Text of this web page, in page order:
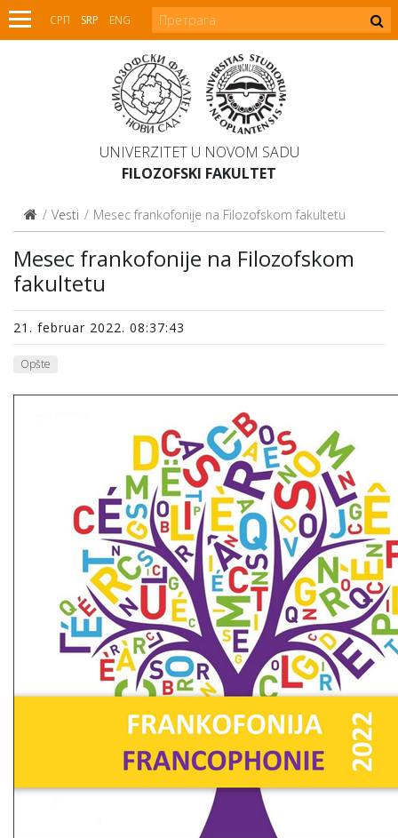
СРП SRP ENG
UNIVERZITET U NOVOM SADU
FILOZOFSKI FAKULTET
Vesti Mesec frankofonije na Filozofskom fakultetu
Mesec frankofonije na Filozofskom
fakultetu
21. februar 2022. 08:37:43
Opšte